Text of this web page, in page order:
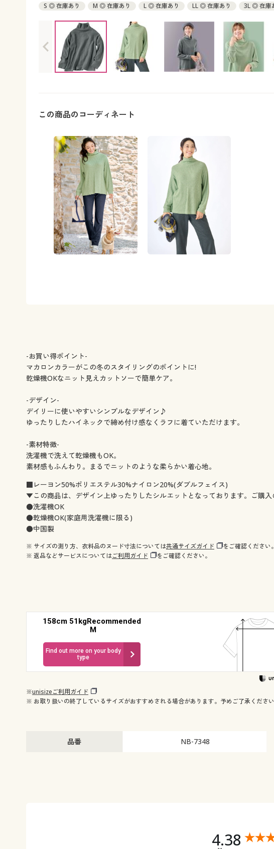
S ◎ 在庫あり M ◎ 在庫あり L ◎ 在庫あり LL ◎ 在庫あり 3L ◎ 在庫
この商品のコーディネート
-お買い得ポイント-
マカロンカラーがこの冬のスタイリングのポイントに!
乾燥機OKなニット見えカットソーで簡単ケア。
-デザイン-
デイリーに使いやすいシンプルなデザイン♪
ゆったりしたハイネックで締め付け感なくラフに着ていただけます。
-素材特徴-
洗濯機で洗えて乾燥機もOK。
素材感もふんわり。まるでニットのような柔らかい着心地。
■レーヨン50%ポリエステル30%ナイロン20%(ダブルフェイス)
▼この商品は、デザイン上ゆったりしたシルエットとなっております。ご購入
●洗濯機OK
●乾燥機OK(家庭用洗濯機に限る)
●中国製
※ サイズの測り方、衣料品のヌード寸法については共通サイズガイド
をご確認ください。
※ 返品などサービスについてはご利用ガイド をご確認ください。
158cm 51kgRecommended
M
Find out more on your body
type
※unisizeご利用ガイド
※ お取り扱いの終了しているサイズがおすすめされる場合があります。予めご了承ください
品番 NB-7348
4.38